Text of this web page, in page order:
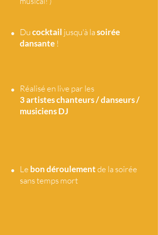
• Ducocktail jusqu'à lasoirée
dansante !
•
Réalisé en live par les
3 artisteschanteurs / danseurs /
musiciens DJ
• Le bon déroulementde la soirée
sans temps mort